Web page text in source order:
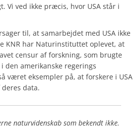
Vi ved ikke præcis, hvor USA står i
til, at samarbejdet med USA ikke
KNR har Naturinstituttet oplevet, at
censur af forskning, som brugte
den amerikanske regerings
været eksempler på, at forskere i USA
data.
naturvidenskab som bekendt ikke.